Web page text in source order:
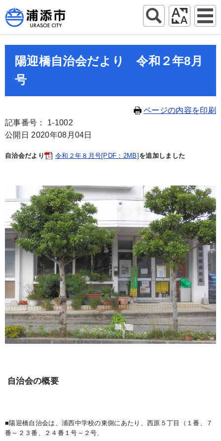
陽迎橋自治会だより 令和２年8月
号
ページの内容を印刷
記事番号： 1-1002
公開日 2020年08月04日
自治会だより 令和２年８月号[PDF：2MB] を追加しました
自治会の概要
■陽迎橋自治会は、浦西中学校の東側にあたり、西原５丁目（１番、７
番～２３番、２４番１号～２号、